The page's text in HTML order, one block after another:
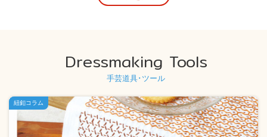
Dressmaking Tools
手芸道具･ツール
紐釦コラム